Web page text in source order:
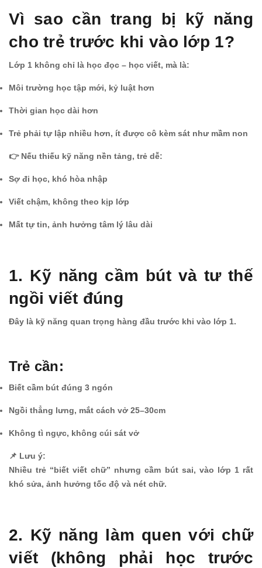
Vì sao cần trang bị kỹ năng
cho trẻ trước khi vào lớp 1?
Lớp 1 không chỉ là học đọc – học viết, mà là:
Môi trường học tập mới, kỷ luật hơn
Thời gian học dài hơn
Trẻ phải tự lập nhiều hơn, ít được cô kèm sát như mầm non
👉 Nếu thiếu kỹ năng nền tảng, trẻ dễ:
Sợ đi học, khó hòa nhập
Viết chậm, không theo kịp lớp
Mất tự tin, ảnh hưởng tâm lý lâu dài
1. Kỹ năng cầm bút và tư thế
ngồi viết đúng
Đây là kỹ năng quan trọng hàng đầu trước khi vào lớp 1.
Trẻ cần:
Biết cầm bút đúng 3 ngón
Ngồi thẳng lưng, mắt cách vở 25–30cm
Không tì ngực, không cúi sát vở
📌 Lưu ý:
Nhiều trẻ “biết viết chữ” nhưng cầm bút sai, vào lớp 1 rất
khó sửa, ảnh hưởng tốc độ và nét chữ.
2. Kỹ năng làm quen với chữ
viết (không phải học trước